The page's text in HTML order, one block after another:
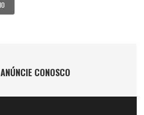
ANÚNCIE CONOSCO